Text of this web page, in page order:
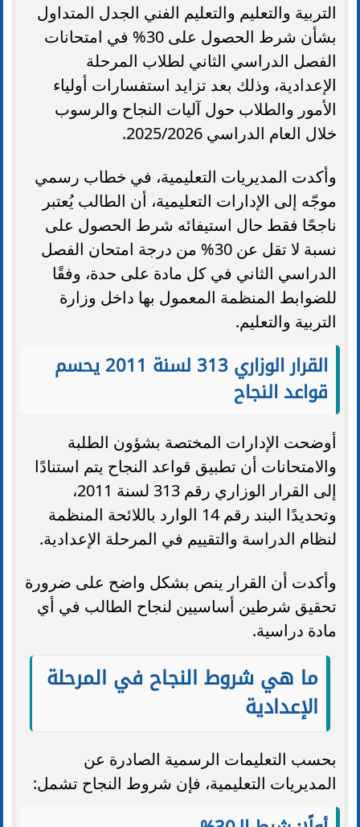
التربية والتعليم والتعليم الفني الجدل المتداول
بشأن شرط الحصول على 30% في امتحانات
الفصل الدراسي الثاني لطلاب المرحلة
الإعدادية، وذلك بعد تزايد استفسارات أولياء
الأمور والطلاب حول آليات النجاح والرسوب
خلال العام الدراسي 2025/2026.
وأكدت المديريات التعليمية، في خطاب رسمي
موجّه إلى الإدارات التعليمية، أن الطالب يُعتبر
ناجحًا فقط حال استيفائه شرط الحصول على
نسبة لا تقل عن 30% من درجة امتحان الفصل
الدراسي الثاني في كل مادة على حدة، وفقًا
للضوابط المنظمة المعمول بها داخل وزارة
التربية والتعليم.
القرار الوزاري 313 لسنة 2011 يحسم
قواعد النجاح
أوضحت الإدارات المختصة بشؤون الطلبة
والامتحانات أن تطبيق قواعد النجاح يتم استنادًا
إلى القرار الوزاري رقم 313 لسنة 2011،
وتحديدًا البند رقم 14 الوارد باللائحة المنظمة
لنظام الدراسة والتقييم في المرحلة الإعدادية.
وأكدت أن القرار ينص بشكل واضح على ضرورة
تحقيق شرطين أساسيين لنجاح الطالب في أي
مادة دراسية.
ما هي شروط النجاح في المرحلة
الإعدادية
بحسب التعليمات الرسمية الصادرة عن
المديريات التعليمية، فإن شروط النجاح تشمل: